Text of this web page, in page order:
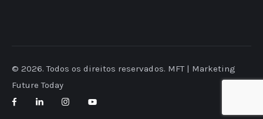
© 2026. Todos os direitos reservados. MFT | Marketing
Future Today